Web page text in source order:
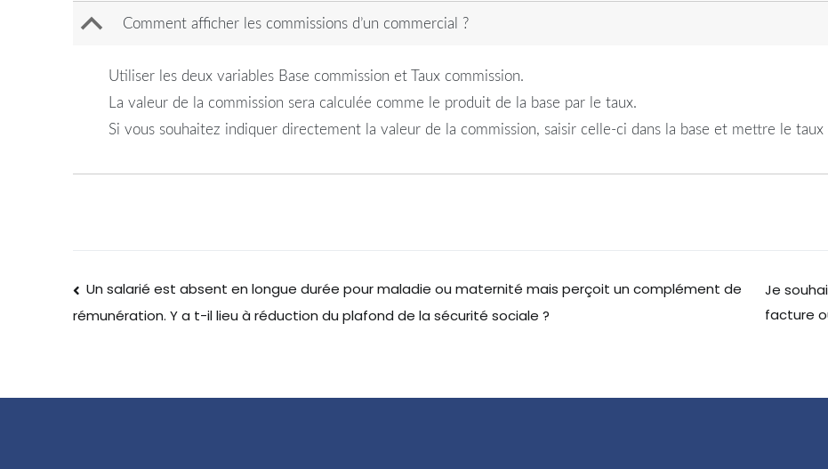
B Comment afficher les commissions d’un commercial ?
Utiliser les deux variables Base commission et Taux commission.
La valeur de la commission sera calculée comme le produit de la base par le taux.
Si vous souhaitez indiquer directement la valeur de la commission, saisir celle-ci dans la base et mettre le taux
Un salarié est absent en longue durée pour maladie ou maternité mais perçoit un complément de
rémunération. Y a t-il lieu à réduction du plafond de la sécurité sociale ?
Je
facture